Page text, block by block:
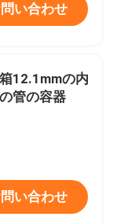
い合わせ
12.1mmの内
管の容器
い合わせ